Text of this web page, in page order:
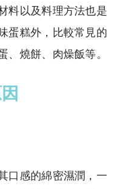
料以及料理方法也是
蛋糕外，比較常見的
、燒餅、肉燥飯等。
口感的綿密濕潤，一